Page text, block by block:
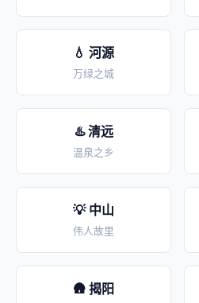
💧 河源
万绿之城
♨️ 清远
温泉之乡
💡 中山
伟人故里
🛖 揭阳